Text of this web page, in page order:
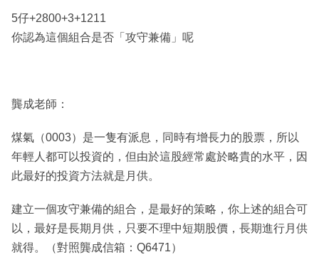
5仔+2800+3+1211
你認為這個組合是否「攻守兼備」呢
龔成老師：
煤氣（0003）是一隻有派息，同時有增長力的股票，所以
年輕人都可以投資的，但由於這股經常處於略貴的水平，因
此最好的投資方法就是月供。
建立一個攻守兼備的組合，是最好的策略，你上述的組合可
以，最好是長期月供，只要不理中短期股價，長期進行月供
就得。（對照龔成信箱：Q6471）